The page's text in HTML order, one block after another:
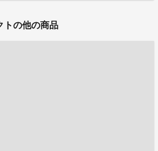
トの他の商品